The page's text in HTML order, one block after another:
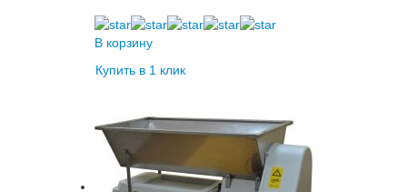
В корзину
Купить в 1 клик